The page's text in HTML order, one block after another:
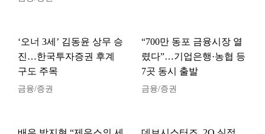
‘오너 3세’ 김동윤 상무 승
진…한국투자증권 후계
구도 주목
금융/증권
“700만 동포 금융시장 열
렸다”…기업은행·농협 등
7곳 동시 출발
금융/증권